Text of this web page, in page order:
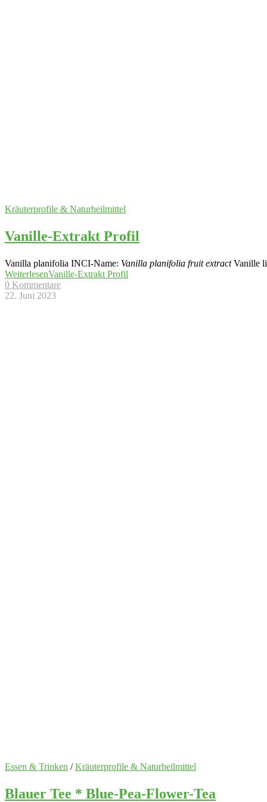
Kräuterprofile & Naturheilmittel
Vanille-Extrakt Profil
Vanilla planifolia INCI-Name: Vanilla planifolia fruit extractVanille
WeiterlesenVanille-Extrakt Profil
0 Kommentare
22. Juni 2023
Essen & Trinken /Kräuterprofile & Naturheilmittel
Blauer Tee * Blue-Pea-Flower-Tea